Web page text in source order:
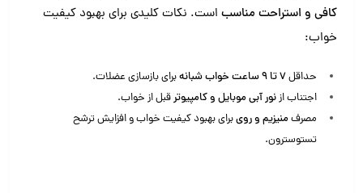
کافی و استراحت مناسب است. نکات کلیدی برای بهبود کیفیت
خواب:
حداقل۷ تا ۹ ساعت خواب شبانه
برای بازسازی عضلات.
اجتناب ازنور آبی موبایل و کامپیوترقبل از خواب.
مصرف منیزیم و رویبرای بهبود کیفیت خواب و افزایش ترشح
تستوسترون.